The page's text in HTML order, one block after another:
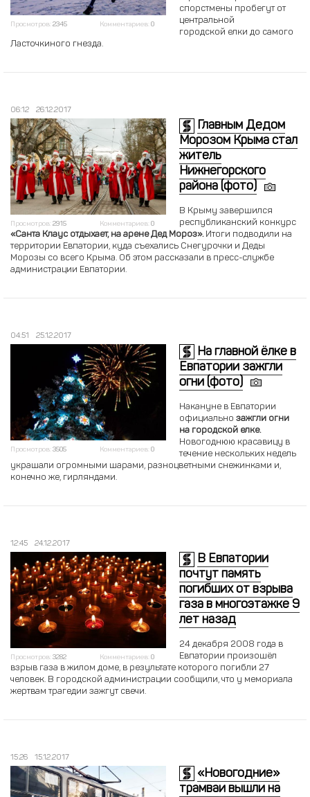
Просмотров: 2345 Комментариев: 0
спорстмены пробегут от
центральной
городской елки до самого
Ласточкиного гнезда.
06:12 26.12.2017
Просмотров: 2915 Комментариев: 0
Главным Дедом
Морозом Крыма стал
житель
Нижнегорского
района (фото)
В Крыму завершился
республиканский конкурс
«Санта Клаус отдыхает, на арене Дед Мороз».Итоги подводили на
территории Евпатории, куда съехались Снегурочки и Деды
Морозы со всего Крыма. Об этом рассказали в пресс-службе
администрации Евпатории.
04:51 25.12.2017
Просмотров: 3505 Комментариев: 0
На главной ёлке в
Евпатории зажгли
огни (фото)
Накануне в Евпатории
официально зажгли огни
на городской елке.
Новогоднюю красавицу в
течение нескольких недель
украшали огромными шарами, разноцветными снежинками и,
конечно же, гирляндами.
12:45 24.12.2017
Просмотров: 3282 Комментариев: 0
В Евпатории
почтут память
погибших от взрыва
газа в многоэтажке 9
лет назад
24 декабря 2008 года в
Евпатории произошёл
взрыв газа в жилом доме, в результате которого погибли 27
человек. В городской администрации сообщили, что у мемориала
жертвам трагедии зажгут свечи.
15:26 15.12.2017
«Новогодние»
трамваи вышли на